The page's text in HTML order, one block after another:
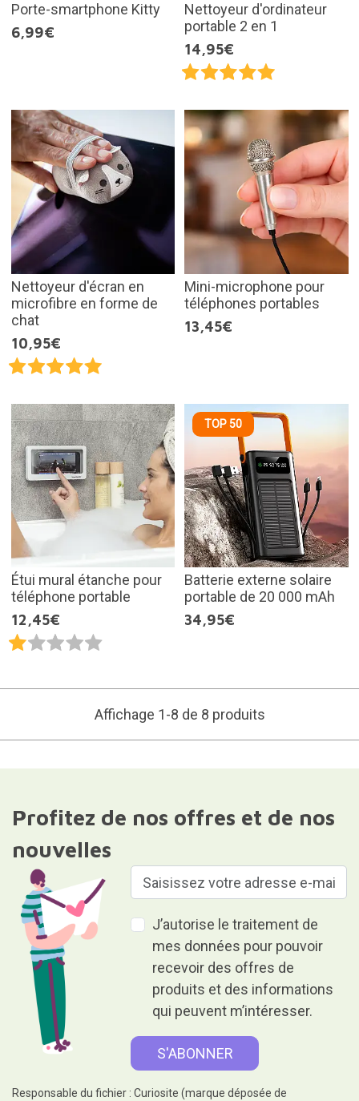
Porte-smartphone Kitty
6,99€
Nettoyeur d'ordinateur
portable 2 en 1
14,95€
Nettoyeur d'écran en
microfibre en forme de
chat
10,95€
Mini-microphone pour
téléphones portables
13,45€
Étui mural étanche pour
téléphone portable
12,45€
TOP 50
Batterie externe solaire
portable de 20 000 mAh
34,95€
Affichage 1-8 de 8 produits
Profitez de nos offres et de nos
nouvelles
J’autorise le traitement de
mes données pour pouvoir
recevoir des offres de
produits et des informations
qui peuvent m’intéresser.
Responsable du fichier : Curiosite (marque déposée de